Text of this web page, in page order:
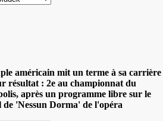
américain mit un terme à sa carrière
résultat : 2e au championnat du
après un programme libre sur le
'Nessun Dorma' de l'opéra